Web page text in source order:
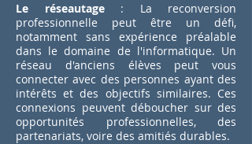
Le réseautage: La reconversion
professionnelle peut être un défi,
notamment sans expérience préalable
dans le domaine de l'informatique. Un
réseau d'anciens élèves peut vous
connecter avec des personnes ayant des
intérêts et des objectifs similaires. Ces
connexions peuvent déboucher sur des
opportunités professionnelles, des
partenariats, voire des amitiés durables.